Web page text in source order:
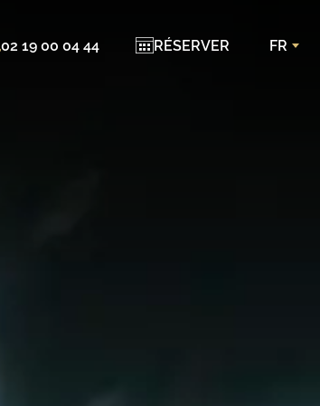
02 19 00 04 44 RÉSERVER FR